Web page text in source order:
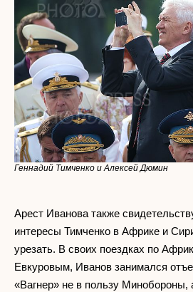
Геннадий Тимченко и Алексей Дюмин
Арест Иванова также
интересы Тимченко в Африке и
урезать. В своих поездках по
Евкуровым, Иванов занимался
«Вагнер» не в пользу Минобороны,